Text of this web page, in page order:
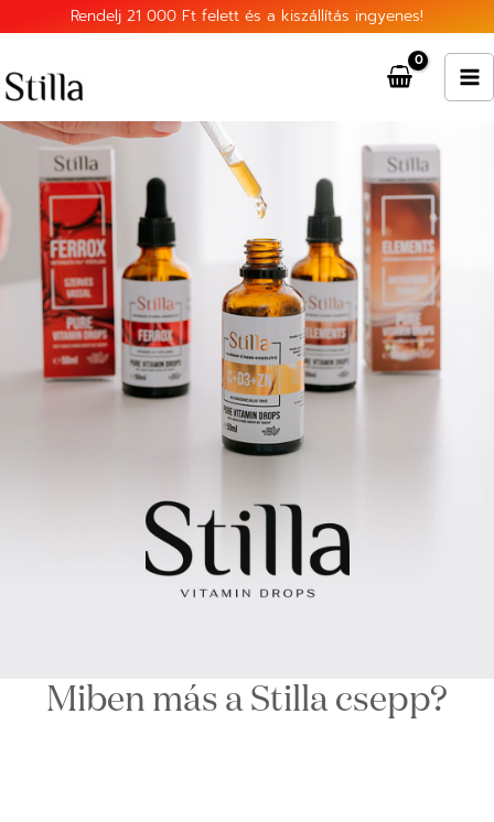
content
Rendelj 21 000 Ft felett és a kiszállítás ingyenes!
Miben más a Stilla csepp?